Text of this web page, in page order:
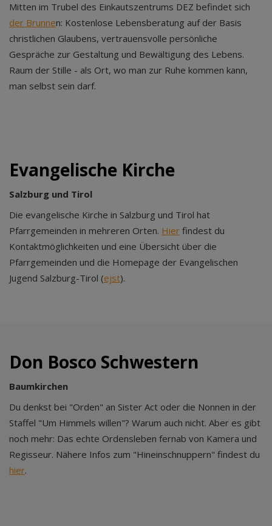
Mitten im Trubel des Einkautszentrums DEZ befindet sich
der Brunnen: Kostenlose Lebensberatung auf der Basis
christlichen Glaubens, vertrauensvolle persönliche
Gespräche zur Gestaltung und Bewältigung des Lebens.
Raum der Stille - als Ort, wo man zur Ruhe kommen kann,
man selbst sein darf.
Evangelische Kirche
Salzburg und Tirol
Die evangelische Kirche in Salzburg und Tirol hat
Pfarrgemeinden in mehreren Orten. Hier findest du
Kontaktmöglichkeiten und eine Übersicht über die
Pfarrgemeinden und die Homepage der Evangelischen
Jugend Salzburg-Tirol (ejst).
Don Bosco Schwestern
Baumkirchen
Du denkst bei "Orden" an Sister Act oder die Nonnen in der
Staffel "Um Himmels willen"? Warum auch nicht. Aber es gibt
noch mehr: Das echte Ordensleben fernab von Kamera und
Regisseur. Nähere Infos zum "Hineinschnuppern" findest du
hier.